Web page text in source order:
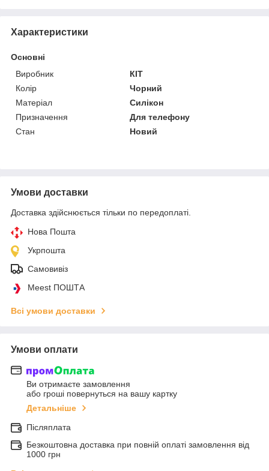
Характеристики
Основні
Виробник
КІТ
Колір
Чорний
Матеріал
Силікон
Призначення
Для телефону
Стан
Новий
Умови доставки
Доставка здійснюється тільки по передоплаті.
Нова Пошта
Укрпошта
Самовивіз
Meest ПОШТА
Всі умови доставки
Умови оплати
Ви отримаєте замовлення
або гроші повернуться на вашу картку
Детальніше
Післяплата
Безкоштовна доставка при повній оплаті замовлення від
1000 грн